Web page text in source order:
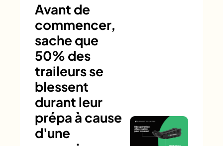
Avant de
commencer,
sache que
50% des
traileurs se
blessent
durant leur
prépa à cause
d'une